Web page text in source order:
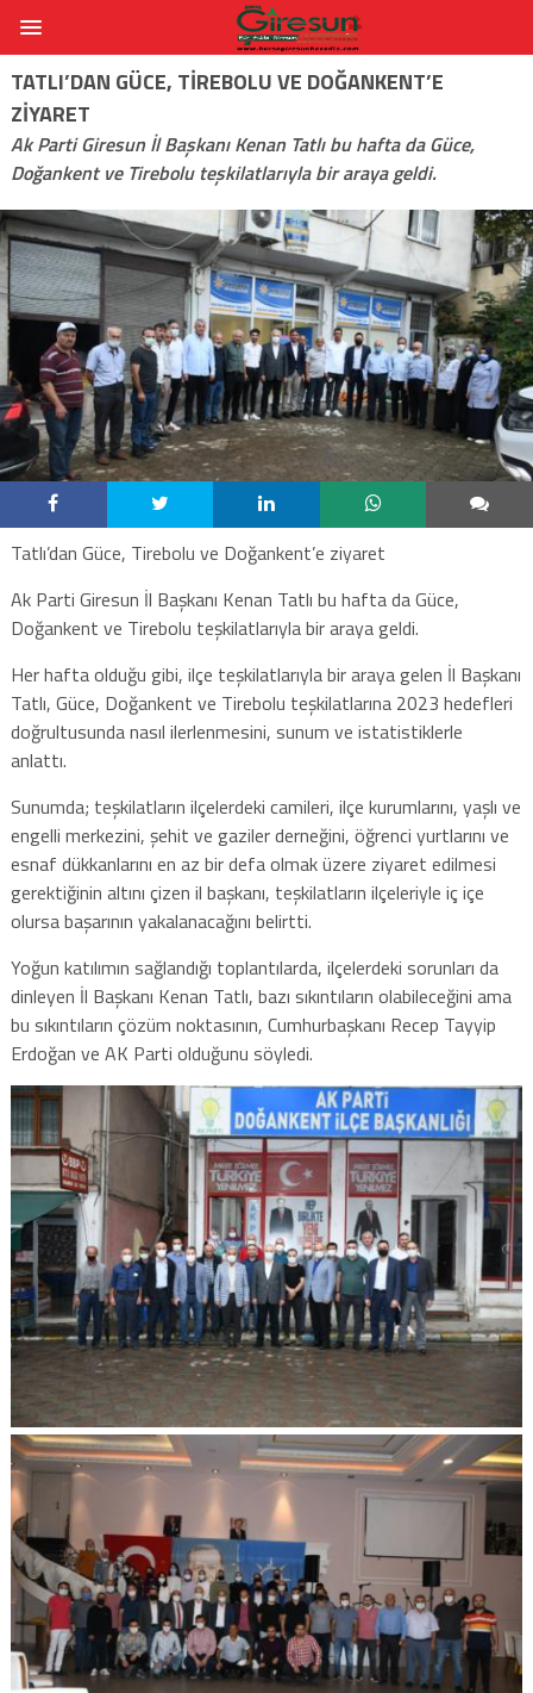
TATLI’DAN GÜCE, TIREBOLU VE DOĞANKENT’E
ZIYARET
Ak Parti Giresun İl Başkanı Kenan Tatlı bu hafta da Güce,
Doğankent ve Tirebolu teşkilatlarıyla bir araya geldi.
Tatlı’dan Güce, Tirebolu ve Doğankent’e ziyaret
Ak Parti Giresun İl Başkanı Kenan Tatlı bu hafta da Güce,
Doğankent ve Tirebolu teşkilatlarıyla bir araya geldi.
Her hafta olduğu gibi, ilçe teşkilatlarıyla bir araya gelen İl Başkanı
Tatlı, Güce, Doğankent ve Tirebolu teşkilatlarına 2023 hedefleri
doğrultusunda nasıl ilerlenmesini, sunum ve istatistiklerle
anlattı.
Sunumda; teşkilatların ilçelerdeki camileri, ilçe kurumlarını, yaşlı ve
engelli merkezini, şehit ve gaziler derneğini, öğrenci yurtlarını ve
esnaf dükkanlarını en az bir defa olmak üzere ziyaret edilmesi
gerektiğinin altını çizen il başkanı, teşkilatların ilçeleriyle iç içe
olursa başarının yakalanacağını belirtti.
Yoğun katılımın sağlandığı toplantılarda, ilçelerdeki sorunları da
dinleyen İl Başkanı Kenan Tatlı, bazı sıkıntıların olabileceğini ama
bu sıkıntıların çözüm noktasının, Cumhurbaşkanı Recep Tayyip
Erdoğan ve AK Parti olduğunu söyledi.